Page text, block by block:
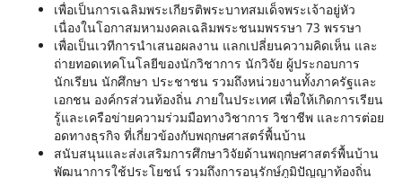
เพื่อเป็นการเฉลิมพระเกียรติพระบาทสมเด็จพระเจ้าอยู่หัว
เนื่องในโอกาสมหามงคลเฉลิมพระชนมพรรษา 73 พรรษา
เพื่อเป็นเวทีการนำเสนอผลงาน แลกเปลี่ยนความคิดเห็น และ
ถ่ายทอดเทคโนโลยีของนักวิชาการ นักวิจัย ผู้ประกอบการ
นักเรียน นักศึกษา ประชาชน รวมถึงหน่วยงานทั้งภาครัฐและ
เอกชน องค์กรส่วนท้องถิ่น ภายในประเทศ เพื่อให้เกิดการเรียน
รู้และเครือข่ายความร่วมมือทางวิชาการ วิชาชีพ และการต่อย
อดทางธุรกิจ ที่เกี่ยวข้องกับพฤกษศาสตร์พื้นบ้าน
สนับสนุนและส่งเสริมการศึกษาวิจัยด้านพฤกษศาสตร์พื้นบ้าน
พัฒนาการใช้ประโยชน์ รวมถึงการอนุรักษ์ภูมิปัญญาท้องถิ่น